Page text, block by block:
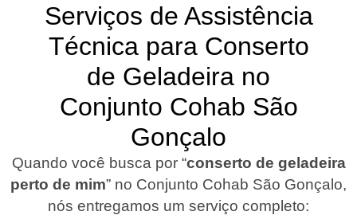
Serviços de Assistência
Técnica para Conserto
de Geladeira no
Conjunto Cohab São
Gonçalo
Quando você busca por “conserto de geladeira
perto de mim” no Conjunto Cohab São Gonçalo,
nós entregamos um serviço completo: